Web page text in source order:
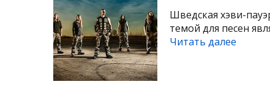
Шведская хэви-
темой для песен
Читать далее